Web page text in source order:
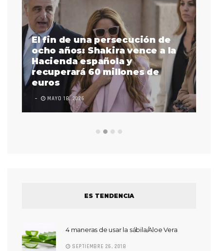
El fin de una persecución de
ocho años: Shakira vence a la
Hacienda española y
recuperará 60 millones de
euros
MAYO 18, 2026
ES TENDENCIA
4 maneras de usar la sábila/Aloe Vera
SEPTIEMBRE 26, 2018